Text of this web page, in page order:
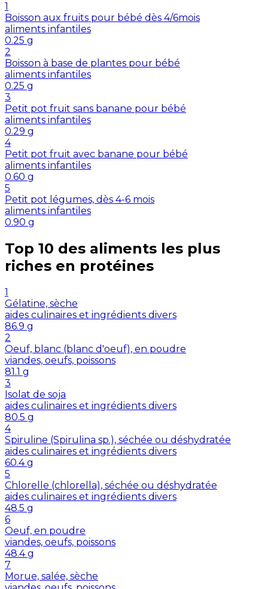
1
Boisson aux fruits pour bébé dès 4/6mois
aliments infantiles
0.25 g
2
Boisson à base de plantes pour bébé
aliments infantiles
0.25 g
3
Petit pot fruit sans banane pour bébé
aliments infantiles
0.29 g
4
Petit pot fruit avec banane pour bébé
aliments infantiles
0.60 g
5
Petit pot légumes, dès 4-6 mois
aliments infantiles
0.90 g
Top 10 des aliments les plus
riches en protéines
1
Gélatine, sèche
aides culinaires et ingrédients divers
86.9 g
2
Oeuf, blanc (blanc d'oeuf), en poudre
viandes, oeufs, poissons
81.1 g
3
Isolat de soja
aides culinaires et ingrédients divers
80.5 g
4
Spiruline (Spirulina sp.), séchée ou déshydratée
aides culinaires et ingrédients divers
60.4 g
5
Chlorelle (chlorella), séchée ou déshydratée
aides culinaires et ingrédients divers
48.5 g
6
Oeuf, en poudre
viandes, oeufs, poissons
48.4 g
7
Morue, salée, sèche